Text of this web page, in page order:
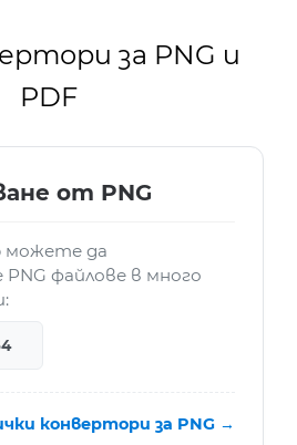
за PNG и
PDF
от PNG
можете да
файлове в много
конвертори за PNG →